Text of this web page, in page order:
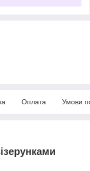
Оплата Умови